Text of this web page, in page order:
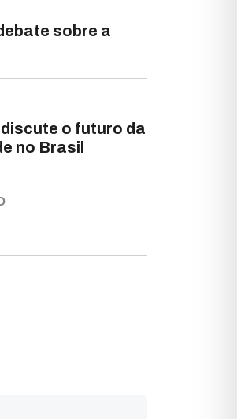
sobre a
o futuro da
no Brasil